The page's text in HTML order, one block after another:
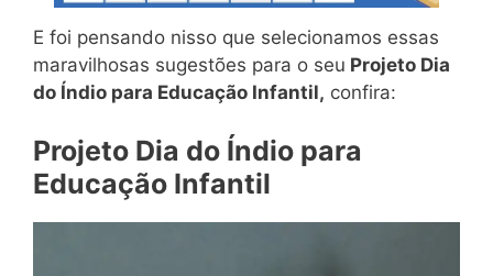
E foi pensando nisso que selecionamos essas
maravilhosas sugestões para o seu Projeto Dia
do Índio para Educação Infantil, confira:
Projeto Dia do Índio para
Educação Infantil